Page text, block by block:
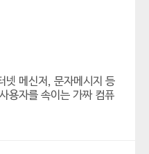
메신저, 문자메시지 등
용자를 속이는 가짜 컴퓨